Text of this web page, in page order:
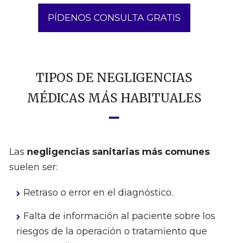
PÍDENOS CONSULTA GRATIS
TIPOS DE NEGLIGENCIAS
MÉDICAS MÁS HABITUALES
Las negligencias sanitarias más comunes
suelen ser:
Retraso o error en el diagnóstico.
Falta de información al paciente sobre los
riesgos de la operación o tratamiento que